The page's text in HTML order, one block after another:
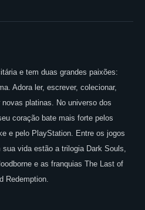
e tem duas grandes paixões:
Adora ler, escrever, colecionar,
novas platinas. No universo dos
coração bate mais forte pelos
e pelo PlayStation. Entre os jogos
sua vida estão a trilogia Dark Souls,
e as franquias The Last of
Redemption.